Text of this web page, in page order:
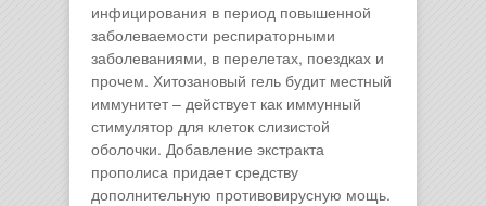
инфицирования в период повышенной
заболеваемости респираторными
заболеваниями, в перелетах, поездках и
прочем. Хитозановый гель будит местный
иммунитет – действует как иммунный
стимулятор для клеток слизистой
оболочки. Добавление экстракта
прополиса придает средству
дополнительную противовирусную мощь.